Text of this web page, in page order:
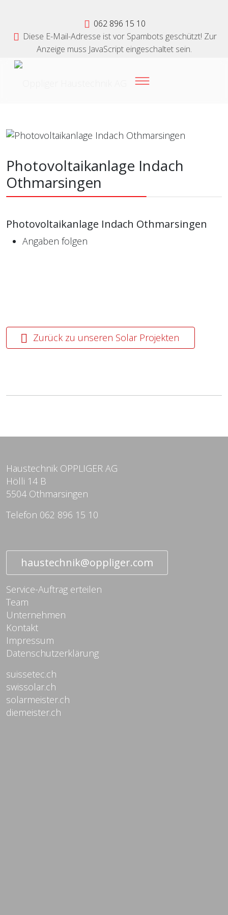
062 896 15 10
Diese E-Mail-Adresse ist vor Spambots geschützt! Zur
Anzeige muss JavaScript eingeschaltet sein.
Photovoltaikanlage Indach
Othmarsingen
Photovoltaikanlage Indach Othmarsingen
Angaben folgen
Zurück zu unseren Solar Projekten
Haustechnik OPPLIGER AG
Hölli 14 B
5504 Othmarsingen
Telefon 062 896 15 10
haustechnik@oppliger.com
Service-Auftrag erteilen
Team
Unternehmen
Kontakt
Impressum
Datenschutzerklärung
suissetec.ch
swissolar.ch
solarmeister.ch
diemeister.ch